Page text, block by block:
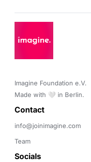
Imagine Foundation e.V.
Made with 🤍 in Berlin.
Contact
info@joinimagine.com
Team
Socials